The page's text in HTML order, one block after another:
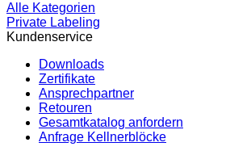
Alle Kategorien
Private Labeling
Kundenservice
Downloads
Zertifikate
Ansprechpartner
Retouren
Gesamtkatalog anfordern
Anfrage Kellnerblöcke